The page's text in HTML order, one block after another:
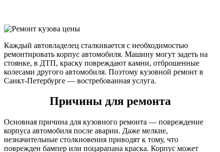
Каждый автовладелец сталкивается с необходимостью
ремонтировать корпус автомобиля. Машину могут задеть на
стоянке, в ДТП, краску повреждают камни, отброшенные
колесами другого автомобиля. Поэтому кузовной ремонт в
Санкт-Петербурге — востребованная услуга.
Причины для ремонта
Основная причина для кузовного ремонта — повреждение
корпуса автомобиля после аварии. Даже мелкие,
незначительные столкновения приводят к тому, что
поврежден бампер или поцарапана краска. Корпус может